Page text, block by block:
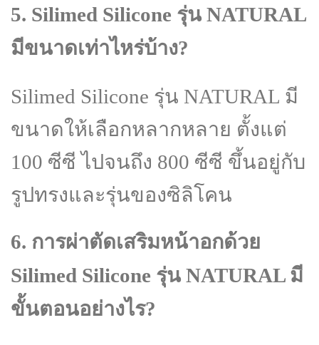
5. Silimed Silicone รุ่น NATURAL
มีขนาดเท่าไหร่บ้าง?
Silimed Silicone รุ่น NATURAL มี
ขนาดให้เลือกหลากหลาย ตั้งแต่
100 ซีซี ไปจนถึง 800 ซีซี ขึ้นอยู่กับ
รูปทรงและรุ่นของซิลิโคน
6. การผ่าตัดเสริมหน้าอกด้วย
Silimed Silicone รุ่น NATURAL มี
ขั้นตอนอย่างไร?